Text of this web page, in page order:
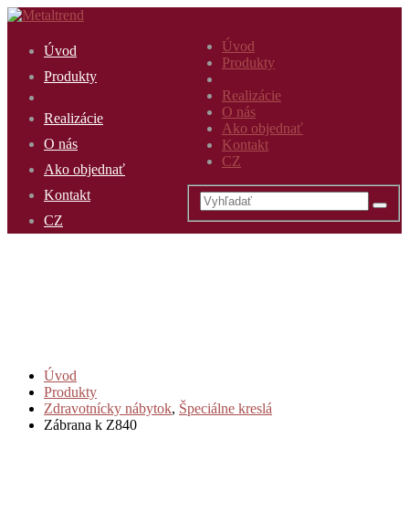
Úvod
Produkty
Realizácie
O nás
Ako objednať
Kontakt
CZ
Úvod
Produkty
Realizácie
O nás
Ako objednať
Kontakt
CZ
Úvod
Produkty
Zdravotnícky nábytok, Špeciálne kreslá
Zábrana k Z840